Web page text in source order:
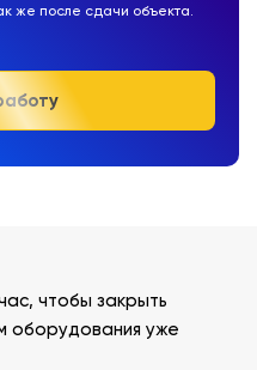
же после сдачи объекта.
чтобы закрыть
оборудования уже